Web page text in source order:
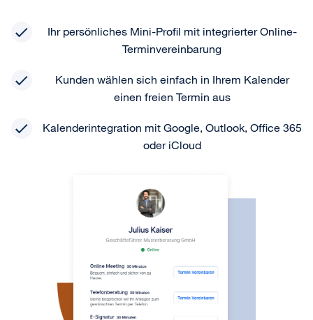
Ihr persönliches Mini-Profil mit integrierter Online-
Terminvereinbarung
Kunden wählen sich einfach in Ihrem Kalender
einen freien Termin aus
Kalenderintegration mit Google, Outlook, Office 365
oder iCloud